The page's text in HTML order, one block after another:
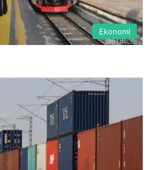
Ekonomi